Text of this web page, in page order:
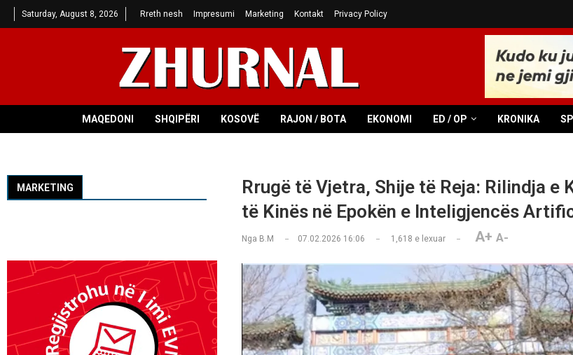
Saturday, August 8, 2026 Rreth nesh Impresumi Marketing Kontakt Privacy Policy
MAQEDONI SHQIPËRI KOSOVË RAJON / BOTA EKONOMI ED / OP KRONIKA
Rrugë të Vjetra, Shije të Reja: Rilindja e
të Kinës në Epokën e Inteligjencës
Nga B.M 07.02.2026 16:06 1,618 e lexuar A+ A-
MARKETING